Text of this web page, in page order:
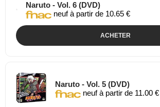
Naruto - Vol. 6 (DVD)
neuf à partir de 10.65 €
ACHETER
Naruto - Vol. 5 (DVD)
neuf à partir de 11.00 €